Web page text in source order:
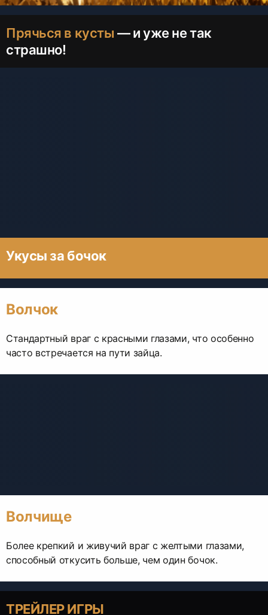
Прячься в кусты — и уже не так
страшно!
Укусы за бочок
Волчок
Стандартный враг с красными глазами, что особенно
часто встречается на пути зайца.
Волчище
Более крепкий и живучий враг с желтыми глазами,
способный откусить больше, чем один бочок.
ТРЕЙЛЕР ИГРЫ